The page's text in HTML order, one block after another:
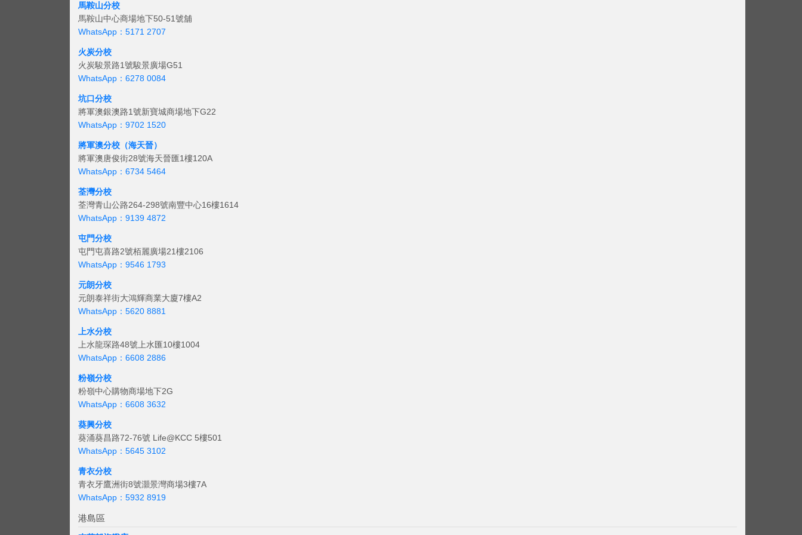
馬鞍山分校
馬鞍山中心商場地下50-51號舖
WhatsApp：5171 2707
火炭分校
火炭駿景路1號駿景廣場G51
WhatsApp：6278 0084
坑口分校
將軍澳銀澳路1號新寶城商場地下G22
WhatsApp：9702 1520
將軍澳分校（海天晉）
將軍澳唐俊街28號海天晉匯1樓120A
WhatsApp：6734 5464
荃灣分校
荃灣青山公路264-298號南豐中心16樓1614
WhatsApp：9139 4872
屯門分校
屯門屯喜路2號栢麗廣場21樓2106
WhatsApp：9546 1793
元朗分校
元朗泰祥街大鴻輝商業大廈7樓A2
WhatsApp：5620 8881
上水分校
上水龍琛路48號上水匯10樓1004
WhatsApp：6608 2886
粉嶺分校
粉嶺中心購物商場地下2G
WhatsApp：6608 3632
葵興分校
葵涌葵昌路72-76號 Life@KCC 5樓501
WhatsApp：5645 3102
青衣分校
青衣牙鷹洲街8號灝景灣商場3樓7A
WhatsApp：5932 8919
港島區